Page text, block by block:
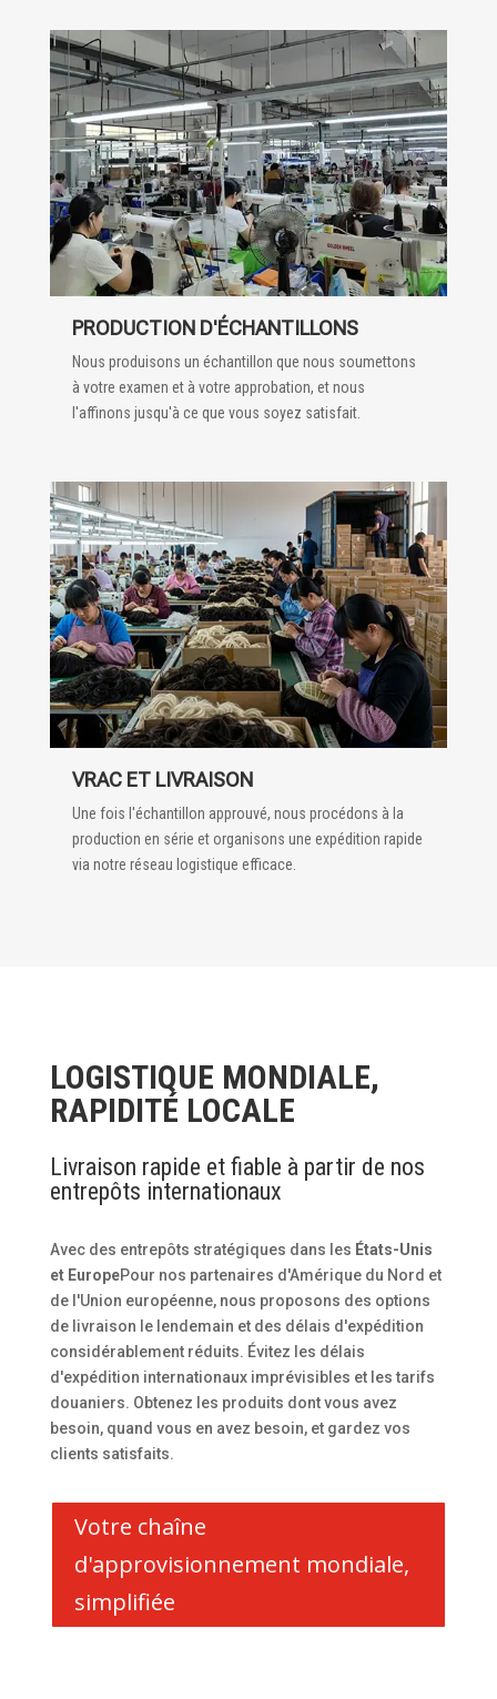
PRODUCTION D'ÉCHANTILLONS
Nous produisons un échantillon que nous soumettons
à votre examen et à votre approbation, et nous
l'affinons jusqu'à ce que vous soyez satisfait.
VRAC ET LIVRAISON
Une fois l'échantillon approuvé, nous procédons à la
production en série et organisons une expédition rapide
via notre réseau logistique efficace.
LOGISTIQUE MONDIALE,
RAPIDITÉ LOCALE
Livraison rapide et fiable à partir de nos
entrepôts internationaux
Avec des entrepôts stratégiques dans les États-Unis
et EuropePour nos partenaires d'Amérique du Nord et
de l'Union européenne, nous proposons des options
de livraison le lendemain et des délais d'expédition
considérablement réduits. Évitez les délais
d'expédition internationaux imprévisibles et les tarifs
douaniers. Obtenez les produits dont vous avez
besoin, quand vous en avez besoin, et gardez vos
clients satisfaits.
Votre chaîne
d'approvisionnement mondiale,
simplifiée